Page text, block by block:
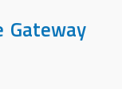
Gateway